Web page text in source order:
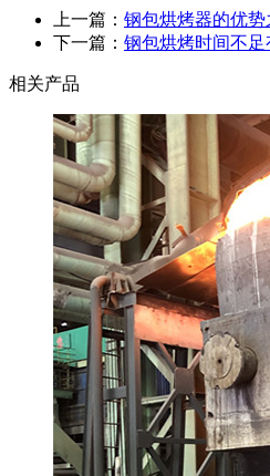
上一篇： 钢包烘烤器的优
下一篇： 钢包烘烤时间不足
相关产品